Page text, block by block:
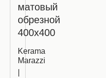
матовый
обрезной
400х400
Kerama
Marazzi